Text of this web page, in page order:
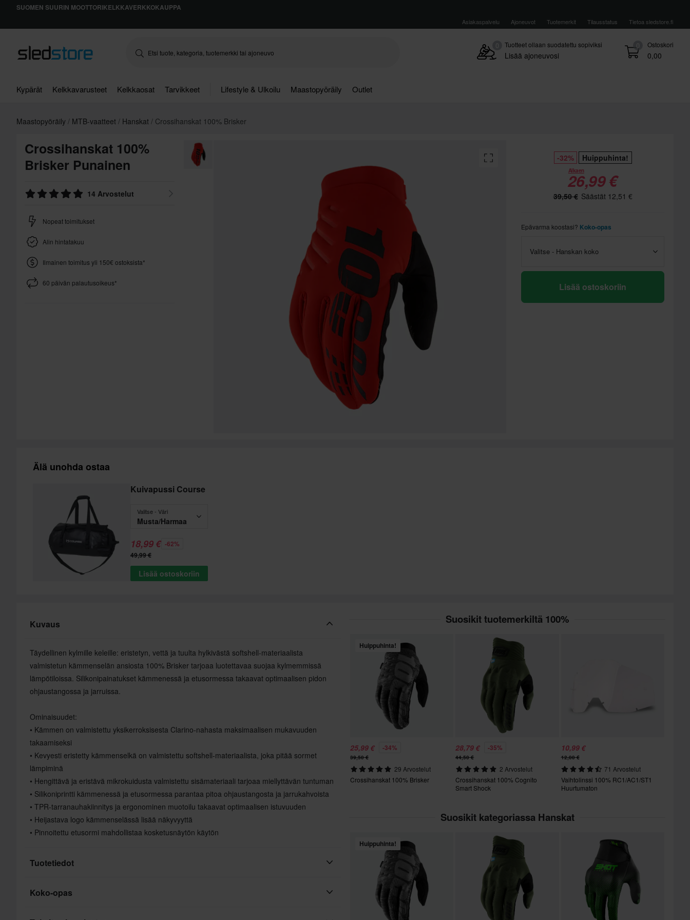
SUOMEN SUURIN MOOTTORIKELKKAVERKKOKAUPPA
Asiakaspalvelu Ajoneuvot Tuotemerkit Tilausstatus Tietoa sledstore.fi
0 Ostoskori
0,00
Tuotteet ollaan suodatettu sopiviksi
Lisää ajoneuvosi
Kypärät Kelkkavarusteet Kelkkaosat Tarvikkeet Lifestyle & Ulkoilu Maastopyöräily Outlet
Maastopyöräily MTB-vaatteet Hanskat Crossihanskat 100% Brisker
Crossihanskat 100%
Brisker Punainen
14 Arvostelut
Nopeat toimitukset
Alin hintatakuu
Ilmainen toimitus yli 150€ ostoksista*
60 päivän palautusoikeus*
-32% Huippuhinta!
Alkaen
26,99 €
39,50 € Säästät 12,51 €
Epävarma koostasi? Koko-opas
Valitse - Hanskan koko
Lisää ostoskoriin
Älä unohda ostaa
Kuivapussi Course
Valitse - Väri
Musta/Harmaa
18,99 € -62%
49,99 €
Lisää ostoskoriin
Kuvaus
Täydellinen kylmille keleille: eristetyn, vettä ja tuulta hylkivästä softshell-materiaalista
valmistetun kämmenselän ansiosta 100% Brisker tarjoaa luotettavaa suojaa kylmemmissä
lämpötiloissa. Silikonipainatukset kämmenessä ja etusormessa takaavat optimaalisen pidon
ohjaustangossa ja jarruissa.
Ominaisuudet:
• Kämmen on valmistettu yksikerroksisesta Clarino-nahasta maksimaalisen mukavuuden
takaamiseksi
• Kevyesti eristetty kämmenselkä on valmistettu softshell-materiaalista, joka pitää sormet
lämpiminä
• Hengittävä ja eristävä mikrokuidusta valmistettu sisämateriaali tarjoaa miellyttävän tuntuman
• Silikoniprintti kämmenessä ja etusormessa parantaa pitoa ohjaustangosta ja jarrukahvoista
• TPR-tarranauhakiinnitys ja ergonominen muotoilu takaavat optimaalisen istuvuuden
• Heijastava logo kämmenselässä lisää näkyvyyttä
• Pinnoitettu etusormi mahdollistaa kosketusnäytön käytön
Tuotetiedot
Hanskojen ominaisuudet
Koko-opas
Suosikit tuotemerkiltä 100%
Huippuhinta!
25,99 € -34%
39,50 €
29 Arvostelut
Crossihanskat 100% Brisker
28,79 € -35%
44,50 €
2 Arvostelut
Crossihanskat 100% Cognito
Smart Shock
10,99 €
12,00 €
71 Arvostelut
Vaihtolinssi 100% RC1/AC1/ST1
Huurtumaton
Suosikit kategoriassa Hanskat
Huippuhinta!